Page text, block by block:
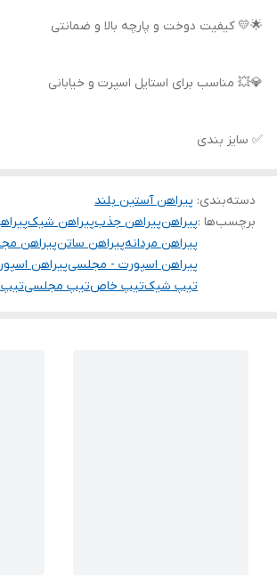
🌟💛 کیفیت دوخت و پارچه بالا و ضمانتی
💎💥 مناسب برای استایل اسپرت و خیابانی
✅ سایز بندی
دسته‌بندی: پیراهن آستین بلند
برچسب‌ها :پیراهنپیراهن جذبپیراهن شیک
پیراهن مردانهپیراهن ساتنپیراهن
پیراهن اسپورت - مجلسیپیراهن
تیپ شیکتیپ خاصتیپ مجلسی